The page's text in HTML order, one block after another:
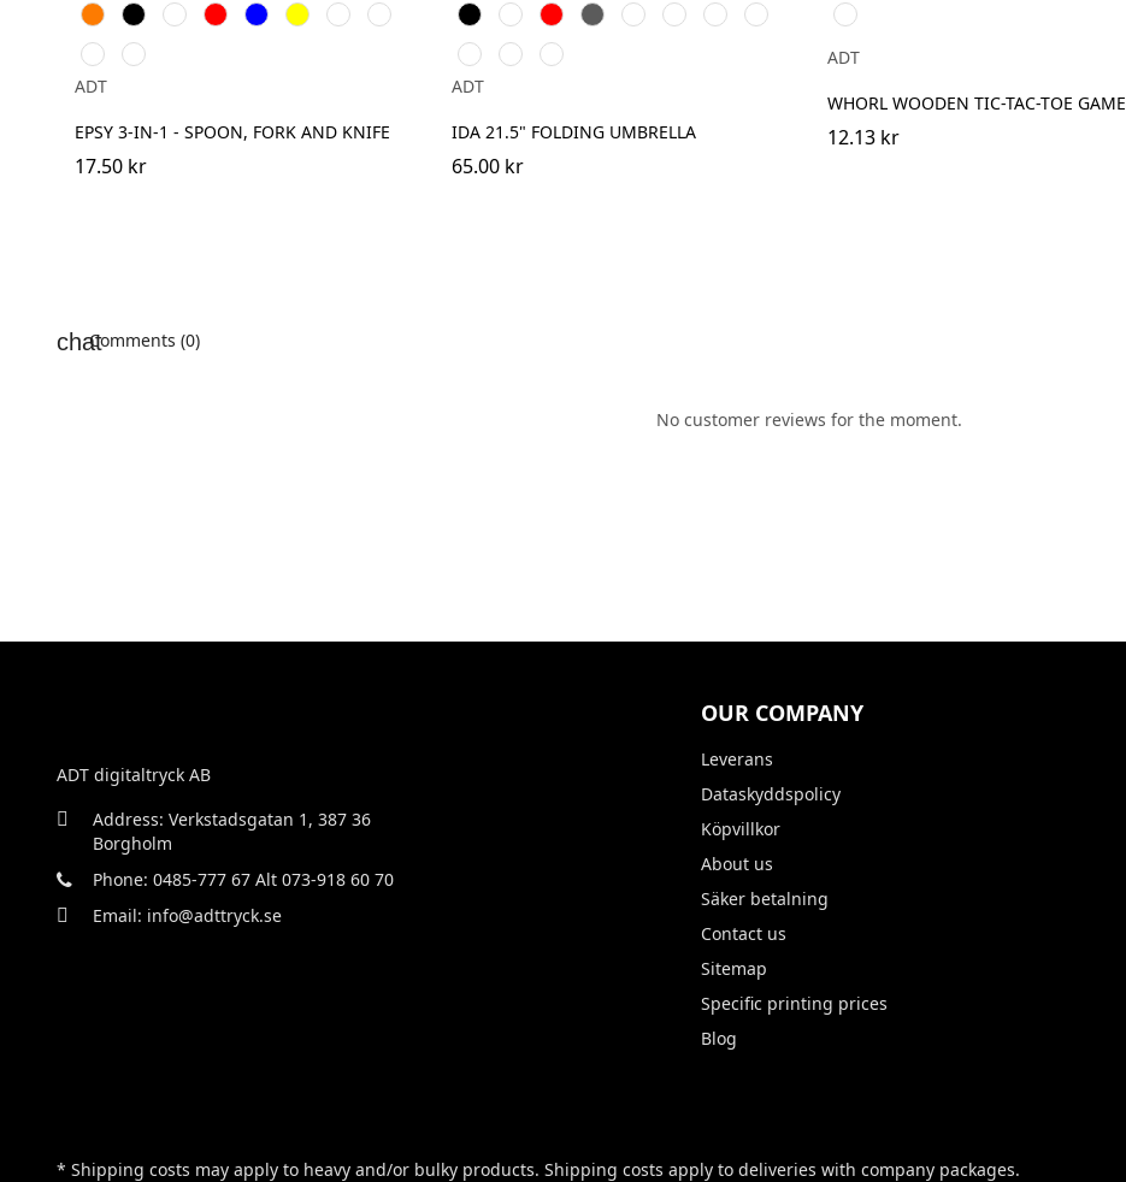
Orange
Svart Vit Röd Blå Gul Grön Lila
MarinblåMagenta
ADT
EPSY 3-IN-1 - SPOON, FORK AND KNIFE
17.50 kr
Svart Vit Röd Grå Grön Skogsgrön
MarinblåHavregryn
Hale
Blå
KungsblåProcessblå
ADT
IDA 21.5" FOLDING UMBRELLA
65.00 kr
Natur
ADT
WHORL WOODEN TIC-TAC-TOE GAME
12.13 kr
Comments (0)
No customer reviews for the moment.
ADT digitaltryck AB
Address: Verkstadsgatan 1, 387 36
Borgholm
Phone: 0485-777 67 Alt 073-918 60 70
Email: info@adttryck.se
OUR COMPANY
Leverans
Dataskyddspolicy
Köpvillkor
About us
Säker betalning
Contact us
Sitemap
Specific printing prices
Blog
* Shipping costs may apply to heavy and/or bulky products. Shipping costs apply to deliveries with company packages.